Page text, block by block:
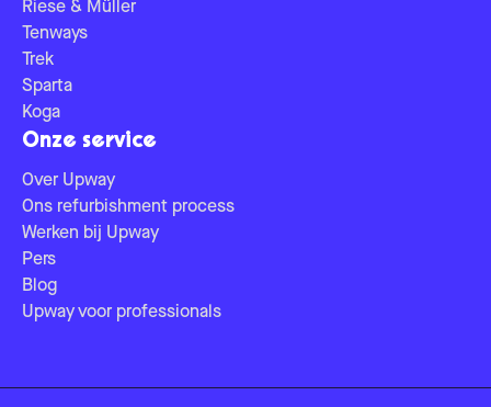
Riese & Müller
Tenways
Trek
Sparta
Koga
Onze service
Over Upway
Ons refurbishment process
Werken bij Upway
Pers
Blog
Upway voor professionals